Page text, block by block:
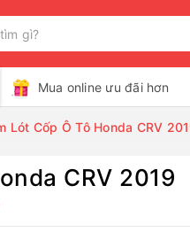
Mua online ưu đãi hơn
Lót Cốp Ô Tô Honda CRV
CRV 2019